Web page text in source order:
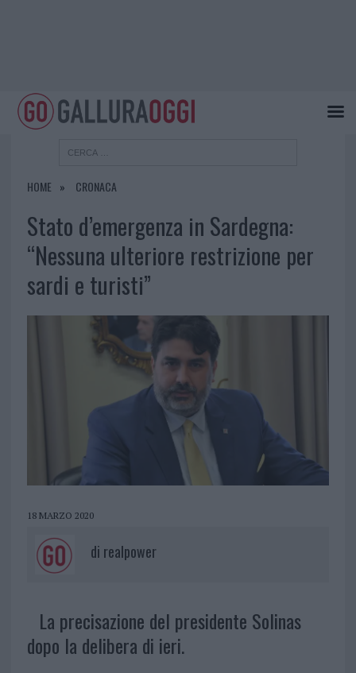
HOME CRONACA
Stato d’emergenza in Sardegna:
“Nessuna ulteriore restrizione per
sardi e turisti”
18 MARZO 2020
di realpower
La precisazione del presidente Solinas
dopo la delibera di ieri.